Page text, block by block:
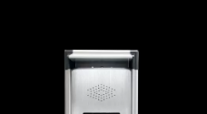
はありません。モバイル通
信を使用して安定した音声